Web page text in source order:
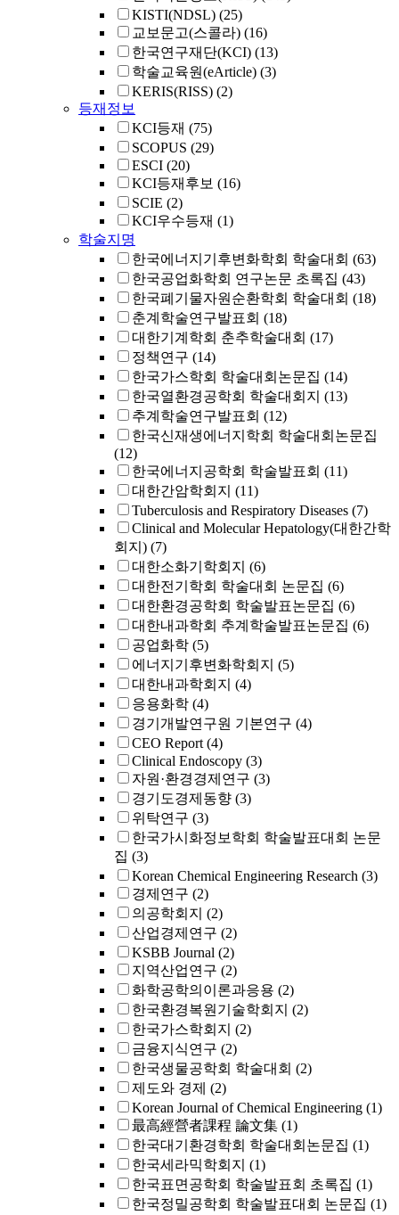
KISTI(NDSL) (25)
교보문고(스콜라) (16)
한국연구재단(KCI) (13)
학술교육원(eArticle) (3)
KERIS(RISS) (2)
등재정보
KCI등재 (75)
SCOPUS (29)
ESCI (20)
KCI등재후보 (16)
SCIE (2)
KCI우수등재 (1)
학술지명
한국에너지기후변화학회 학술대회 (63)
한국공업화학회 연구논문 초록집 (43)
한국폐기물자원순환학회 학술대회 (18)
춘계학술연구발표회 (18)
대한기계학회 춘추학술대회 (17)
정책연구 (14)
한국가스학회 학술대회논문집 (14)
한국열환경공학회 학술대회지 (13)
추계학술연구발표회 (12)
한국신재생에너지학회 학술대회논문집
(12)
한국에너지공학회 학술발표회 (11)
대한간암학회지 (11)
Tuberculosis and Respiratory Diseases (7)
Clinical and Molecular Hepatology(대한간학
회지) (7)
대한소화기학회지 (6)
대한전기학회 학술대회 논문집 (6)
대한환경공학회 학술발표논문집 (6)
대한내과학회 추계학술발표논문집 (6)
공업화학 (5)
에너지기후변화학회지 (5)
대한내과학회지 (4)
응용화학 (4)
경기개발연구원 기본연구 (4)
CEO Report (4)
Clinical Endoscopy (3)
자원·환경경제연구 (3)
경기도경제동향 (3)
위탁연구 (3)
한국가시화정보학회 학술발표대회 논문
집 (3)
Korean Chemical Engineering Research (3)
경제연구 (2)
의공학회지 (2)
산업경제연구 (2)
KSBB Journal (2)
지역산업연구 (2)
화학공학의이론과응용 (2)
한국환경복원기술학회지 (2)
한국가스학회지 (2)
금융지식연구 (2)
한국생물공학회 학술대회 (2)
제도와 경제 (2)
Korean Journal of Chemical Engineering (1)
最高經營者課程 論文集 (1)
한국대기환경학회 학술대회논문집 (1)
한국세라믹학회지 (1)
한국표면공학회 학술발표회 초록집 (1)
한국정밀공학회 학술발표대회 논문집 (1)